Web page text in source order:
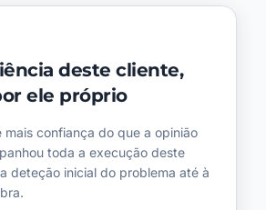
deste cliente,
ele próprio
mais confiança do que a opinião
toda a execução deste
deteção inicial do problema até à